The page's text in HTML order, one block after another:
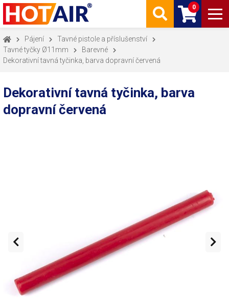
0
Pájení
Tavné pistole a příslušenství
Tavné tyčky Ø11mm
Barevné
Dekorativní tavná tyčinka, barva dopravní červená
Dekorativní tavná tyčinka, barva
dopravní červená